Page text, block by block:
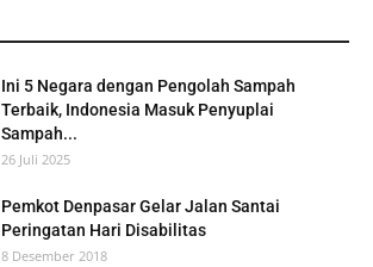
Ini 5 Negara dengan Pengolah Sampah
Terbaik, Indonesia Masuk Penyuplai
Sampah...
26 Juli 2025
Pemkot Denpasar Gelar Jalan Santai
Peringatan Hari Disabilitas
8 Desember 2018